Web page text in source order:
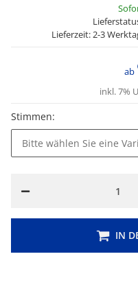
Lieferzeit: 2-3
ab
inkl. 7%
Stimmen:
Bitte wählen Sie eine
IN